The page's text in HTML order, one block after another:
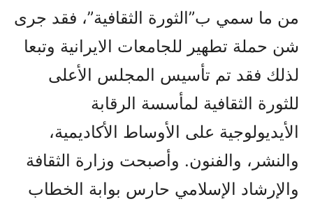
من ما سمي ب”الثورة الثقافية”، فقد جرى
شن حملة تطهير للجامعات الايرانية وتبعا
لذلك فقد تم تأسيس المجلس الأعلى
للثورة الثقافية لمأسسة الرقابة
الأيديولوجية على الأوساط الأكاديمية،
والنشر، والفنون. وأصبحت وزارة الثقافة
والإرشاد الإسلامي حارس بوابة الخطاب